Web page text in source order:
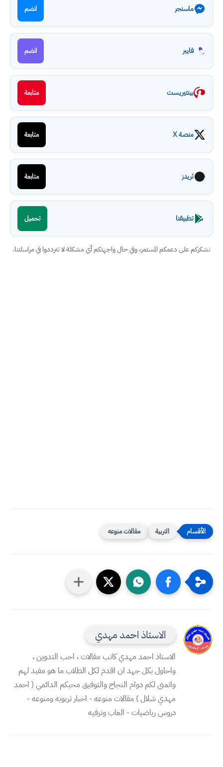
ماسنجر انضم
فايبر انضم
بينتيريست متابعة
منصة X متابعة
ثريدز متابعة
تطبيقنا تحميل
نشكركم على دعمكم المستمر، وفي حال واجهتكم أي مشكلة لا تترددوا في مراسلتنا.
التربية مقالات منوعه
الاستاذ احمد مهدي
الاستاذ احمد مهدي كاتب مقالات ، احب التدوين ،
واحاول بكل جهد ان اقدم لكل الطلاب ما هو مفيد لهم
واتمنى لكم دوام النجاح والتوفيق محبكم الدائمي ( احمد
مهدي شلال ) مقالات منوعه - اخبار تربويه ومنوعه -
دروس رياضيات - العاب وترفيه